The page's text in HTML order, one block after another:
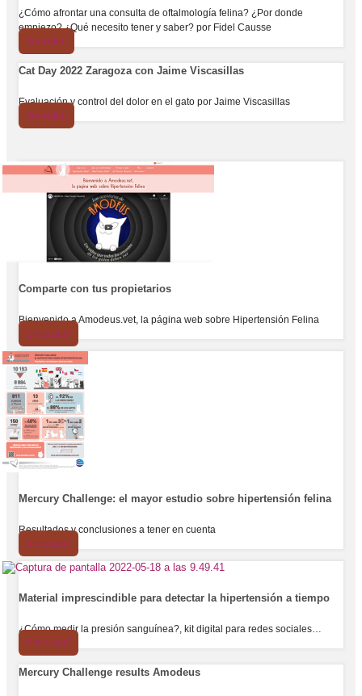
¿Cómo afrontar una consulta de oftalmología felina? ¿Por donde
empiezo? ¿Qué necesito tener y saber? por Fidel Causse
Ver vídeo
Cat Day 2022 Zaragoza con Jaime Viscasillas
Evaluación y control del dolor en el gato por Jaime Viscasillas
Ver vídeo
Comparte con tus propietarios
Bienvenido a Amodeus.vet, la página web sobre Hipertensión Felina
Entra aquí
Mercury Challenge: el mayor estudio sobre hipertensión felina
Resultados y conclusiones a tener en cuenta
Entra aquí
Material imprescindible para detectar la hipertensión a tiempo
¿Cómo medir la presión sanguínea?, kit digital para redes sociales…
Entra aquí
Mercury Challenge results Amodeus